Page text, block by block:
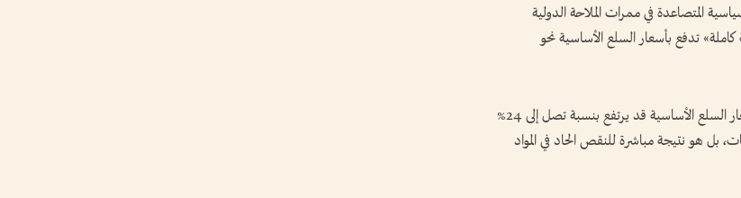
المتصاعدة في ممرات الملاحة الدولية
كاملة» تدفع بأسعار السلع الأساسية نحو
تشير أحدث التقارير الصادرة عن البنك الدولي إلى أن مؤشر أسعار السلع الأساسية قد يرتفع بنسبة تصل إلى 24%
بل هو نتيجة مباشرة للنقص الحاد في المواد